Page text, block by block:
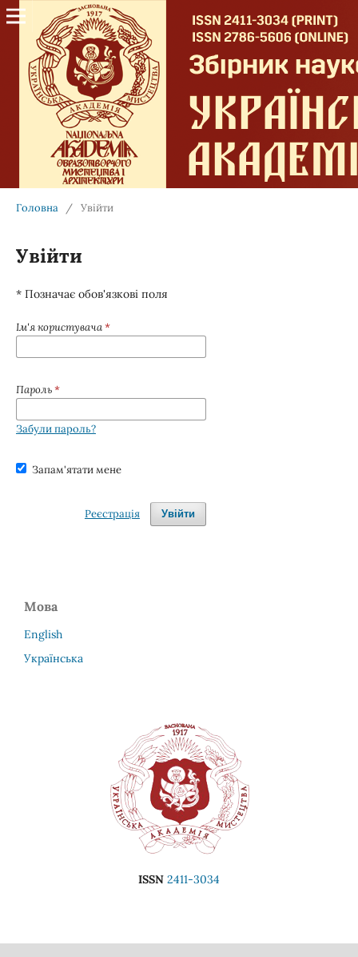
Головна / Увійти
Увійти
* Позначає обов'язкові поля
Ім'я користувача*
Пароль*
Забули пароль?
Запам'ятати мене
Увійти
Реєстрація
Мова
English
Українська
ISSN 2411-3034